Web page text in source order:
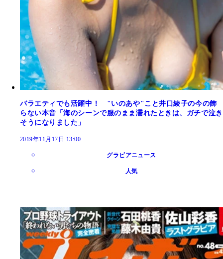
バラエティでも活躍中！ "いのあや"こと井口綾子の今の飾
らない本音「海のシーンで服のまま濡れたときは、ガチで泣き
そうになりました」
2019年11月17日 13:00
グラビアニュース
人気